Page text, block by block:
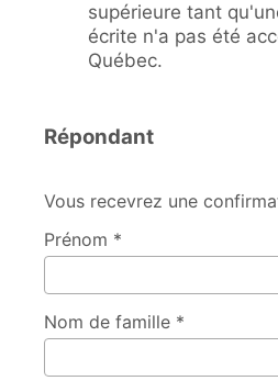
supérieure tant
écrite n'a pas été
Québec.
Répondant
Vous recevrez une
Prénom *
Nom de famille *